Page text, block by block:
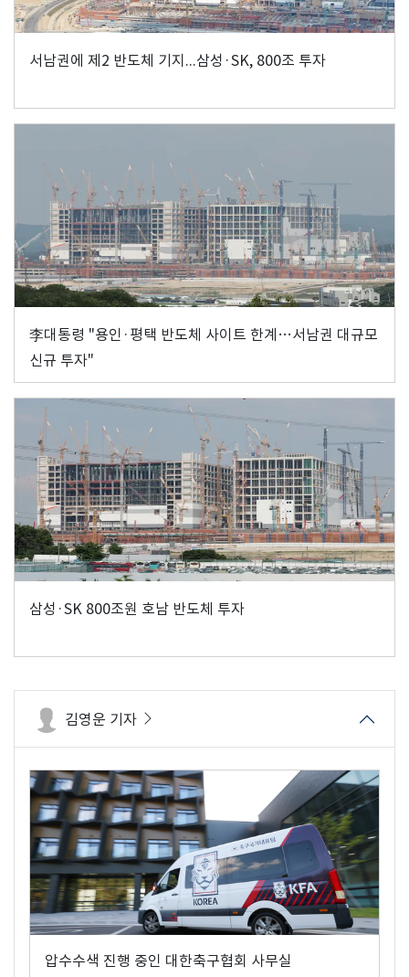
서남권에 제2 반도체 기지...삼성·SK, 800조 투자
李대통령 "용인·평택 반도체 사이트 한계…서남권 대규모
신규 투자"
삼성·SK 800조원 호남 반도체 투자
김영운 기자
압수수색 진행 중인 대한축구협회 사무실